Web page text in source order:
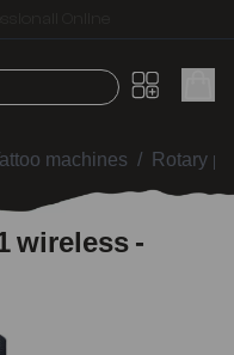
machines / Rotary
wireless -